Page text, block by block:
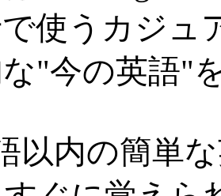
使うカジュ
"今の英語"
以内の簡単